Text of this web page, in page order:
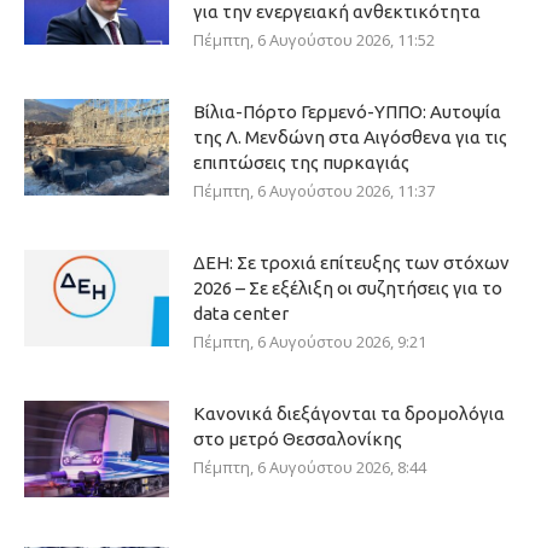
για την ενεργειακή ανθεκτικότητα
Πέμπτη, 6 Αυγούστου 2026, 11:52
Βίλια-Πόρτο Γερμενό-ΥΠΠΟ: Αυτοψία
της Λ. Μενδώνη στα Αιγόσθενα για τις
επιπτώσεις της πυρκαγιάς
Πέμπτη, 6 Αυγούστου 2026, 11:37
ΔΕΗ: Σε τροχιά επίτευξης των στόχων
2026 – Σε εξέλιξη οι συζητήσεις για το
data center
Πέμπτη, 6 Αυγούστου 2026, 9:21
Κανονικά διεξάγονται τα δρομολόγια
στο μετρό Θεσσαλονίκης
Πέμπτη, 6 Αυγούστου 2026, 8:44